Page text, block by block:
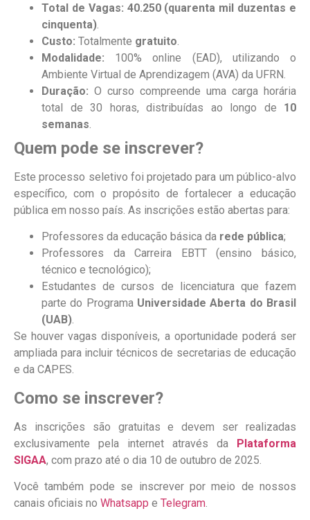
Total de Vagas: 40.250 (quarenta mil duzentas e
cinquenta)
Custo: Totalmente gratuito
Modalidade: 100% online (EAD), utilizando o
Ambiente Virtual de Aprendizagem (AVA) da UFRN.
Duração: O curso compreende uma carga horária
total de 30 horas, distribuídas ao longo de 10
semanas
Quem pode se inscrever?
Este processo seletivo foi projetado para um público-alvo
específico, com o propósito de fortalecer a educação
pública em nosso país. As inscrições estão abertas para:
Professores da educação básica da rede pública;
Professores da Carreira EBTT (ensino básico,
técnico e tecnológico);
Estudantes de cursos de licenciatura que fazem
parte do Programa Universidade Aberta do Brasil
(UAB).
Se houver vagas disponíveis, a oportunidade poderá ser
ampliada para incluir técnicos de secretarias de educação
e da CAPES.
Como se inscrever?
As inscrições são gratuitas e devem ser realizadas
exclusivamente pela internet através da Plataforma
SIGAA, com prazo até o dia 10 de outubro de 2025.
Você também pode se inscrever por meio de nossos
canais oficiais no Whatsapp e Telegram.